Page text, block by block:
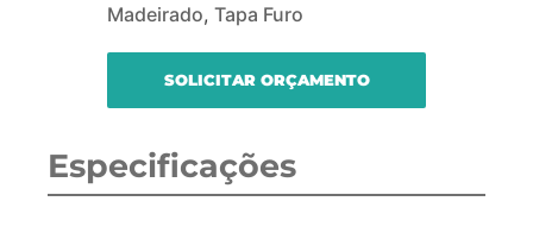
Madeirado, Tapa Furo
SOLICITAR ORÇAMENTO
Especificações